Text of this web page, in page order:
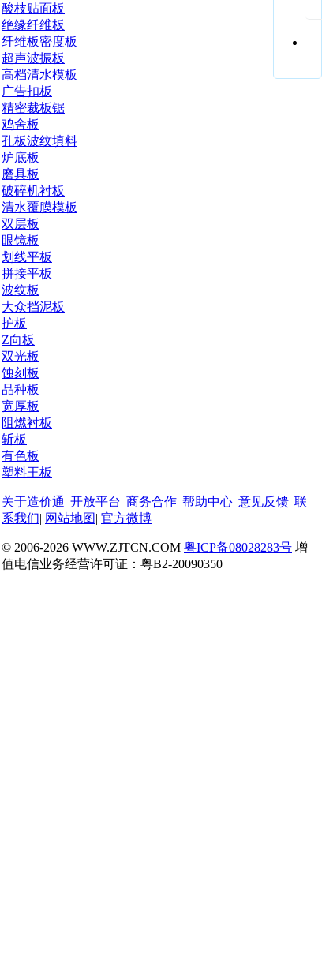
酸枝贴面板
绝缘纤维板
纤维板密度板
超声波振板
高档清水模板
广告扣板
精密裁板锯
鸡舍板
孔板波纹填料
炉底板
磨具板
破碎机衬板
清水覆膜模板
双层板
眼镜板
划线平板
拼接平板
波纹板
大众挡泥板
护板
Z向板
双光板
蚀刻板
品种板
宽厚板
阻燃衬板
斩板
有色板
塑料王板
关于造价通| 开放平台| 商务合作| 帮助中心| 意见反馈| 联
系我们| 网站地图| 官方微博
© 2006-2026 WWW.ZJTCN.COM 粤ICP备08028283号 增
值电信业务经营许可证：粤B2-20090350